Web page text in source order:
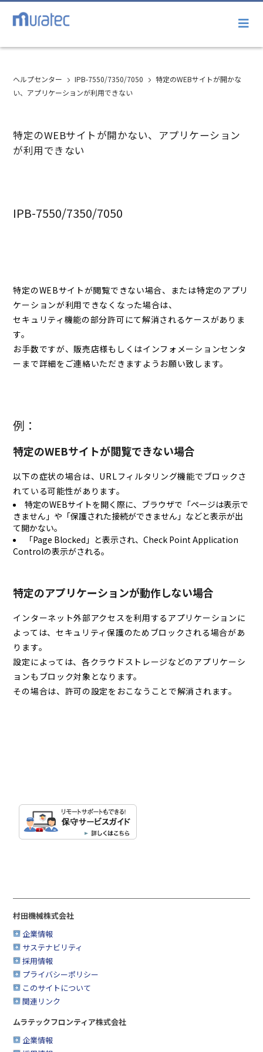
ヘルプセンター IPB-7550/7350/7050
特定のWEBサイトが開かな
い、アプリケーションが利用できない
特定のWEBサイトが開かない、アプリケーション
が利用できない
IPB-7550/7350/7050
特定のWEBサイトが閲覧できない場合、または特定のアプリ
ケーションが利用できなくなった場合は、
セキュリティ機能の部分許可にて解消されるケースがありま
す。
お手数ですが、販売店様もしくはインフォメーションセンタ
ーまで詳細をご連絡いただきますようお願い致します。
例：
特定のWEBサイトが閲覧できない場合
以下の症状の場合は、URLフィルタリング機能でブロックさ
れている可能性があります。
特定のWEBサイトを開く際に、ブラウザで「ページは表示で
きません」や「保護された接続ができません」などと表示が出
て開かない。
「Page Blocked」と表示され、Check Point Application
Controlの表示がされる。
特定のアプリケーションが動作しない場合
インターネット外部アクセスを利用するアプリケーションに
よっては、セキュリティ保護のためブロックされる場合があ
ります。
設定によっては、各クラウドストレージなどのアプリケーシ
ョンもブロック対象となります。
その場合は、許可の設定をおこなうことで解消されます。
村田機械株式会社
企業情報
サステナビリティ
採用情報
プライバシーポリシー
このサイトについて
関連リンク
ムラテックフロンティア株式会社
企業情報